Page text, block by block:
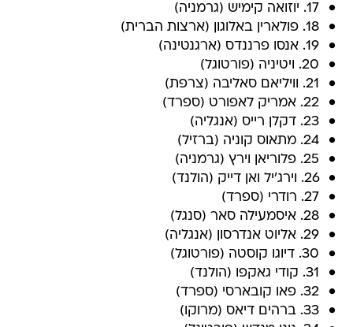
17. יוזואה קימיש (גרמניה)
18. פולארין באלוגון (ארצות הברית)
19. אנסו פרננדס (ארגנטינה)
20. ויטיניה (פורטוגל)
21. וויליאם סאליבה (צרפת)
22. אמריק לאפורט (ספרד)
23. דקלן רייס (אנגליה)
24. מתאוס קוניה (ברזיל)
25. פלוריאן וירץ (גרמניה)
26. וירג'יל ואן דייק (הולנד)
27. רודרי (ספרד)
28. איסמעילה סאר (סנגל)
29. אליוט אנדרסון (אנגליה)
30. דיוגו קוסטה (פורטוגל)
31. קודי גאקפו (הולנד)
32. פאו קובארסי (ספרד)
33. ברהים דיאס (מרוקו)